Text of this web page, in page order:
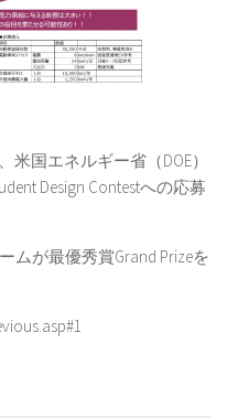
米国エネルギー省（DOE）
Design Contestへの応募
ムが最優秀賞Grand Prizeを